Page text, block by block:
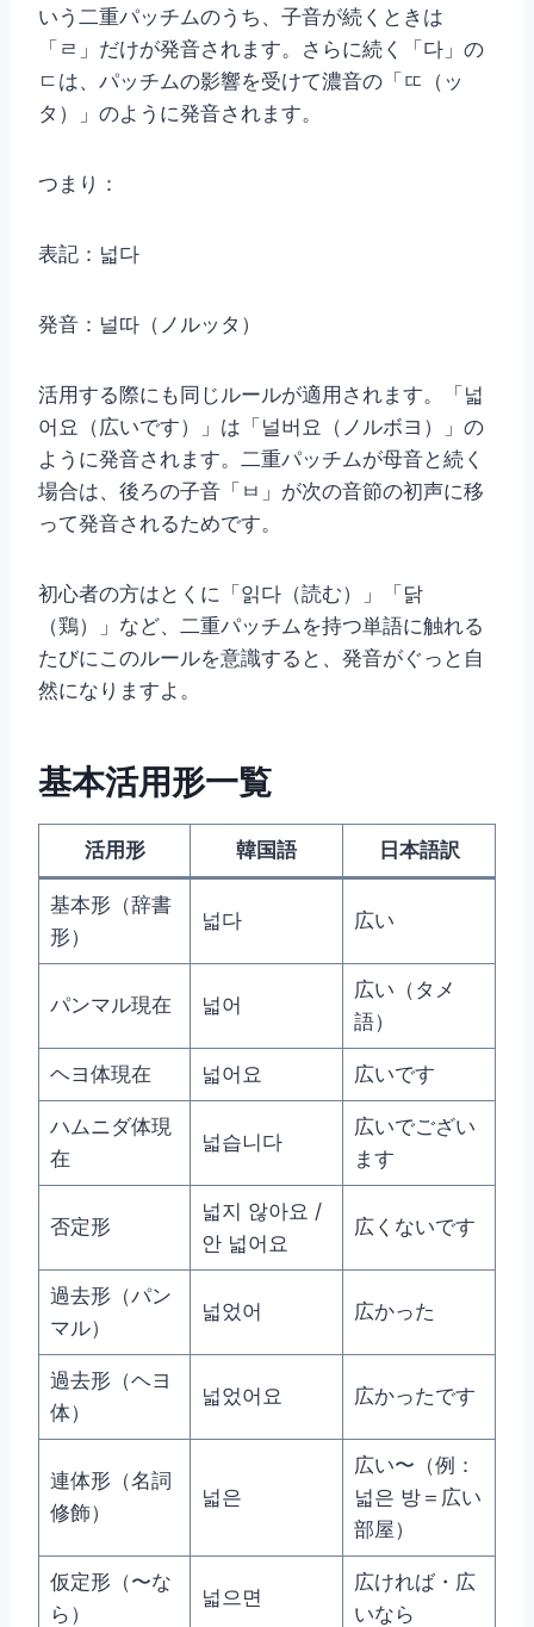
いう二重パッチムのうち、子音が続くときは
「ㄹ」だけが発音されます。さらに続く「다」の
ㄷは、パッチムの影響を受けて濃音の「ㄸ（ッ
タ）」のように発音されます。
つまり：
表記：넓다
発音：널따（ノルッタ）
活用する際にも同じルールが適用されます。「넓
어요（広いです）」は「널버요（ノルボヨ）」の
ように発音されます。二重パッチムが母音と続く
場合は、後ろの子音「ㅂ」が次の音節の初声に移
って発音されるためです。
初心者の方はとくに「읽다（読む）」「닭
（鶏）」など、二重パッチムを持つ単語に触れる
たびにこのルールを意識すると、発音がぐっと自
然になりますよ。
基本活用形一覧
活用形 韓国語 日本語訳
基本形（辞書
形）
넓다 広い
パンマル現在 넓어
広い（タメ
語）
ヘヨ体現在 넓어요 広いです
ハムニダ体現
在
넓습니다
広いでござい
ます
否定形
넓지 않아요 /
안 넓어요
広くないです
過去形（パン
マル）
넓었어 広かった
過去形（ヘヨ
体）
넓었어요 広かったです
連体形（名詞
修飾）
넓은
広い〜（例：
넓은 방＝広い
部屋）
仮定形（〜な
ら）
넓으면
広ければ・広
いなら